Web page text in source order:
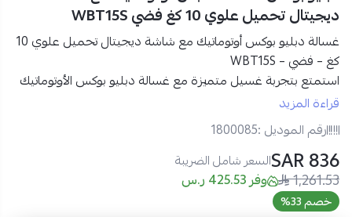
ديجيتال تحميل علوي 10 كغ فضي WBT15S
غسالة دبليو بوكس أوتوماتيك مع شاشة ديجيتال تحميل علوي 10
كغ – فضي – WBT15S
استمتع بتجربة غسيل متميزة مع غسالة دبليو بوكس الأوتوماتيك
التحكم الكامل في إعدادات الغسيل بسهولة وراحة.
سمات المنتج:
قراءة المزيد
رقم الموديل :1800085
836 SAR السعر شامل الضريبة
1,261.53 وفر 425.53 ر.س
خصم 33%